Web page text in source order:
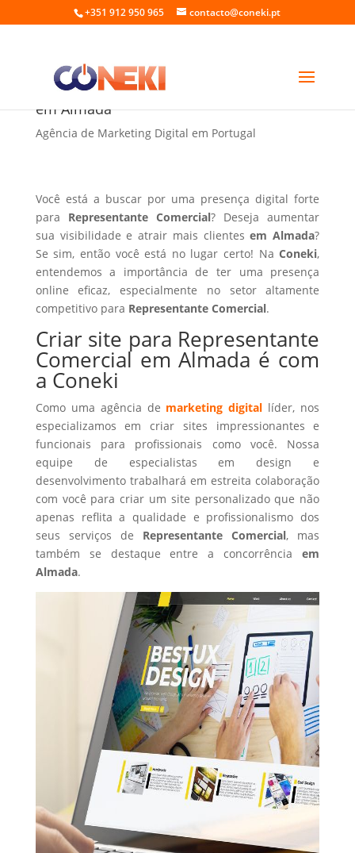
+351 912 950 965 contacto@coneki.pt
Criar site para Representante Comercial
em Almada
Agência de Marketing Digital em Portugal
Você está a buscar por uma presença digital forte
para Representante Comercial? Deseja aumentar
sua visibilidade e atrair mais clientesem Almada?
Se sim, então você está no lugar certo! NaConeki,
entendemos a importância de ter uma presença
online eficaz, especialmente no setor altamente
competitivo para Representante Comercial.
Criar site para Representante
Comercial em Almada é com
a Coneki
Como uma agência de marketing digital líder, nos
especializamos em criar sites impressionantes e
funcionais para profissionais como você. Nossa
equipe de especialistas em design e
desenvolvimento trabalhará em estreita colaboração
com você para criar um site personalizado que não
apenas reflita a qualidade e profissionalismo dos
seus serviços de Representante Comercial, mas
também se destaque entre a concorrênciaem
Almada.